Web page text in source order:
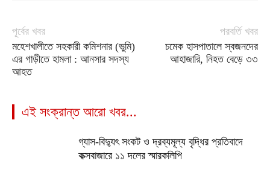
পূর্বের খবর
মহেশখালীতে সহকারী কমিশনার (ভুমি)
এর গাড়ীতে হামলা : আনসার সদস্য
আহত
পরবর্তি খবর
চমেক হাসপাতালে স্বজনদের
আহাজারি, নিহত বেড়ে ৩৩
এই সংক্রান্ত আরো খবর...
গ্যাস-বিদ্যুৎ সংকট ও দ্রব্যমূল্য বৃদ্ধির প্রতিবাদে
কক্সবাজারে ১১ দলের স্মারকলিপি